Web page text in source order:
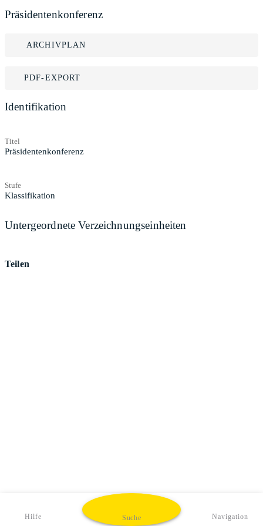
Präsidentenkonferenz
ARCHIVPLAN
PDF-EXPORT
Identifikation
Titel
Präsidentenkonferenz
Stufe
Klassifikation
Untergeordnete Verzeichnungseinheiten
Teilen
Hilfe Suche Navigation